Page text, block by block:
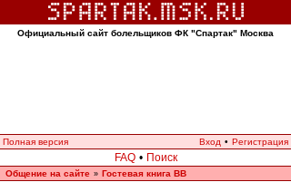
Официальный сайт болельщиков ФК "Спартак" Москва
Полная версия Вход • Регистрация
FAQ • Поиск
Общение на сайте » Гостевая книга ВВ